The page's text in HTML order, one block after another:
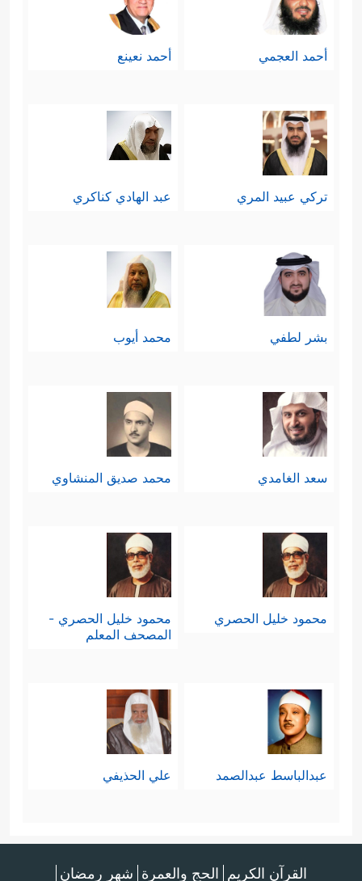
أحمد العجمي أحمد نعينع
تركي عبيد المري عبد الهادي كناكري
بشر لطفي محمد أيوب
سعد الغامدي محمد صديق المنشاوي
محمود خليل الحصري
محمود خليل الحصري -
المصحف المعلم
عبدالباسط عبدالصمد علي الحذيفي
القرآن الكريم الحج والعمرة شهر رمضان